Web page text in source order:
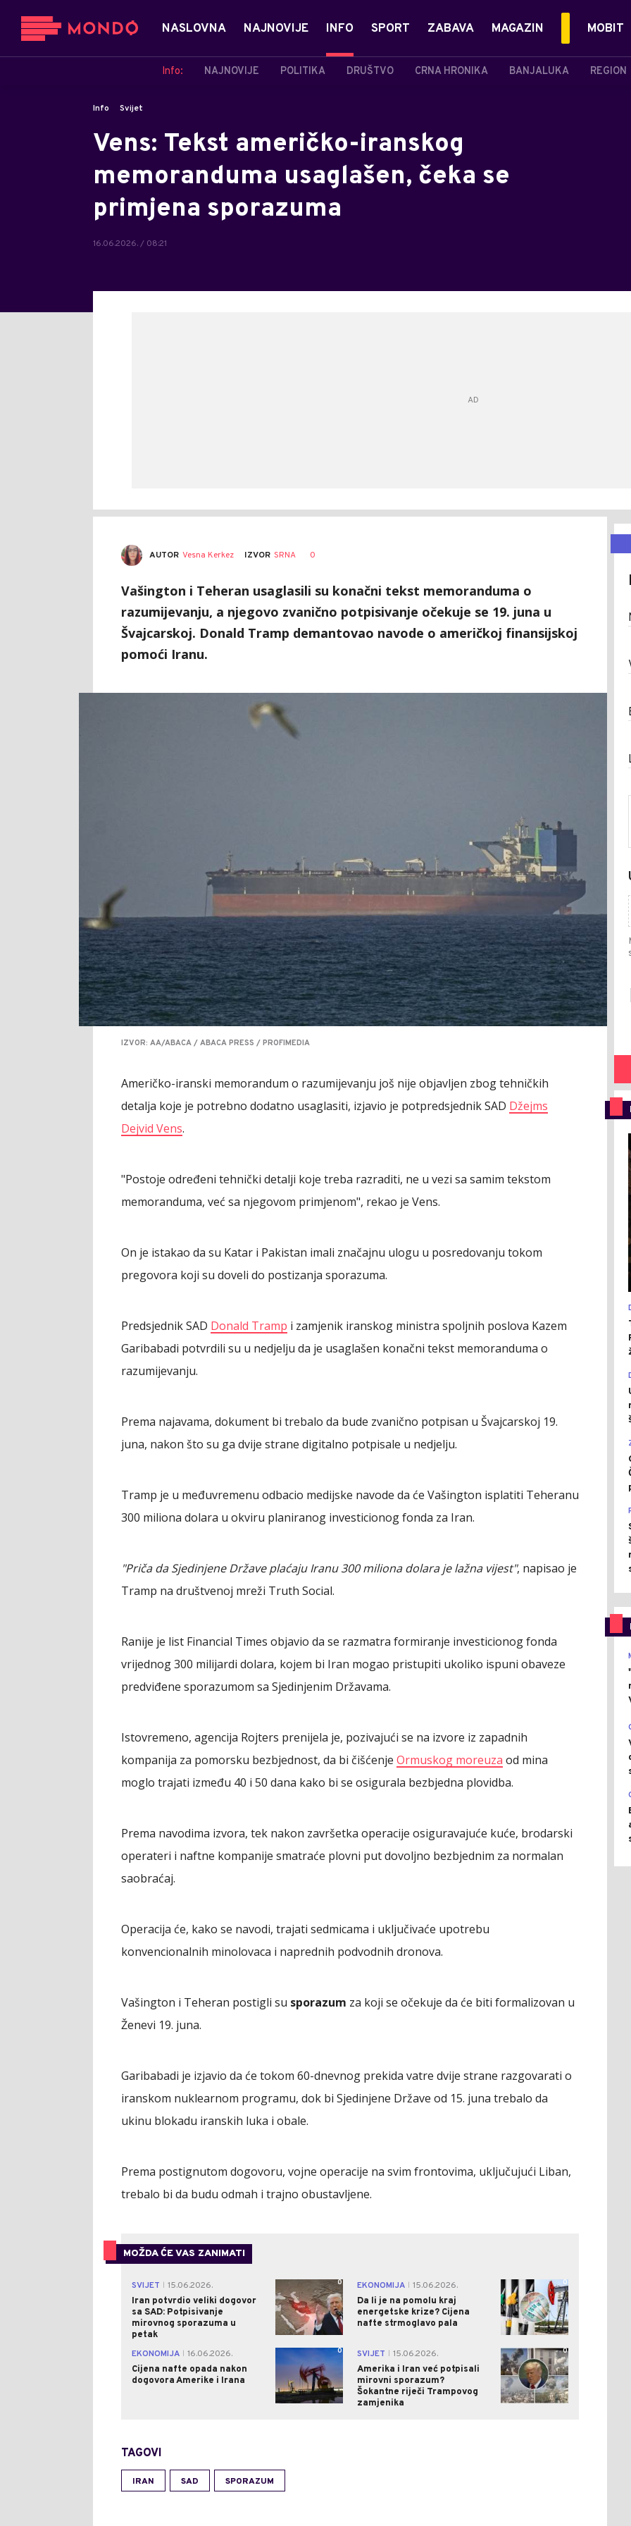
NASLOVNA NAJNOVIJE INFO
Info: NAJNOVIJE POLITIKA DRUŠTVO CRNA HRONIKA BANJALUKA REGION
SPORT ZABAVA MAGAZIN MOBIT
Info Svijet
Vens: Tekst američko-iranskog
memoranduma usaglašen, čeka se
primjena sporazuma
16.06.2026. / 08:21
AUTOR Vesna Kerkez IZVOR SRNA 0
Vašington i Teheran usaglasili su konačni tekst memoranduma o
razumijevanju, a njegovo zvanično potpisivanje očekuje se 19. juna u
Švajcarskoj. Donald Tramp demantovao navode o američkoj finansijskoj
pomoći Iranu.
IZVOR: AA/ABACA / ABACA PRESS / PROFIMEDIA
Američko-iranski memorandum o razumijevanju još nije objavljen zbog tehničkih
detalja koje je potrebno dodatno usaglasiti, izjavio je potpredsjednik SAD Džejms
Dejvid Vens.
"Postoje određeni tehnički detalji koje treba razraditi, ne u vezi sa samim tekstom
memoranduma, već sa njegovom primjenom", rekao je Vens.
On je istakao da su Katar i Pakistan imali značajnu ulogu u posredovanju tokom
pregovora koji su doveli do postizanja sporazuma.
Predsjednik SAD Donald Tramp i zamjenik iranskog ministra spoljnih poslova Kazem
Garibabadi potvrdili su u nedjelju da je usaglašen konačni tekst memoranduma o
razumijevanju.
Prema najavama, dokument bi trebalo da bude zvanično potpisan u Švajcarskoj 19.
juna, nakon što su ga dvije strane digitalno potpisale u nedjelju.
Tramp je u međuvremenu odbacio medijske navode da će Vašington isplatiti Teheranu
300 miliona dolara u okviru planiranog investicionog fonda za Iran.
"Priča da Sjedinjene Države plaćaju Iranu 300 miliona dolara je lažna vijest", napisao je
Tramp na društvenoj mreži Truth Social.
Ranije je list Financial Times objavio da se razmatra formiranje investicionog fonda
vrijednog 300 milijardi dolara, kojem bi Iran mogao pristupiti ukoliko ispuni obaveze
predviđene sporazumom sa Sjedinjenim Državama.
Istovremeno, agencija Rojters prenijela je, pozivajući se na izvore iz zapadnih
kompanija za pomorsku bezbjednost, da bi čišćenje Ormuskog moreuza od mina
moglo trajati između 40 i 50 dana kako bi se osigurala bezbjedna plovidba.
Prema navodima izvora, tek nakon završetka operacije osiguravajuće kuće, brodarski
operateri i naftne kompanije smatraće plovni put dovoljno bezbjednim za normalan
saobraćaj.
Operacija će, kako se navodi, trajati sedmicama i uključivaće upotrebu
konvencionalnih minolovaca i naprednih podvodnih dronova.
Vašington i Teheran postigli su sporazum za koji se očekuje da će biti formalizovan u
Ženevi 19. juna.
Garibabadi je izjavio da će tokom 60-dnevnog prekida vatre dvije strane razgovarati o
iranskom nuklearnom programu, dok bi Sjedinjene Države od 15. juna trebalo da
ukinu blokadu iranskih luka i obale.
Prema postignutom dogovoru, vojne operacije na svim frontovima, uključujući Liban,
trebalo bi da budu odmah i trajno obustavljene.
MOŽDA ĆE VAS ZANIMATI
SVIJET
15.06.2026.
Iran potvrdio veliki dogovor
sa SAD: Potpisivanje
mirovnog sporazuma u
petak
0 EKONOMIJA
15.06.2026.
Da li je na pomolu kraj
energetske krize? Cijena
nafte strmoglavo pala
0
EKONOMIJA
16.06.2026.
Cijena nafte opada nakon
dogovora Amerike i Irana
0 SVIJET
15.06.2026.
Amerika i Iran već potpisali
mirovni sporazum?
Šokantne riječi Trampovog
zamjenika
0
TAGOVI
IRAN SAD SPORAZUM